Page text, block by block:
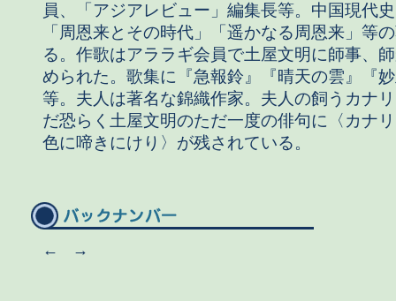
員、「アジアレビュー」編集長等。中国現代
「周恩来とその時代」「遥かなる周恩来」等
る。作歌はアララギ会員で土屋文明に師事、
められた。歌集に『急報鈴』『晴天の雲』『
等。夫人は著名な錦織作家。夫人の飼うカナ
だ恐らく土屋文明のただ一度の俳句に〈カナ
色に啼きにけり〉が残されている。
← →